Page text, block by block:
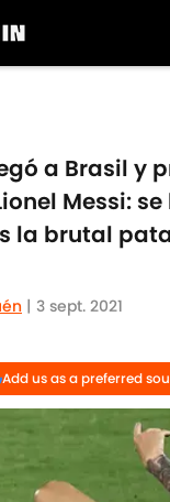
a Brasil y
Messi: se
la brutal
| 3 sept. 2021
Add us as a preferred